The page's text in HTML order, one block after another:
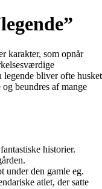
karakter, som opnår
legende bliver ofte husket
beundres af mange
historier.
under den gamle eg.
atlet, der satte